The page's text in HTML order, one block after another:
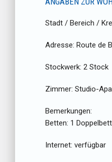
Stadt / Bereich /
Adresse: Route de
Stockwerk: 2 Stock
Zimmer: Studio-
Bemerkungen:
Betten: 1
Internet: verfügbar